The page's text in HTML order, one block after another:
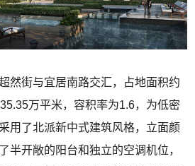
然街与宜居南路交汇，占地面积约
万平米，容积率为1.6，为低密
用了北派新中式建筑风格，立面颜
半开敞的阳台和独立的空调机位，